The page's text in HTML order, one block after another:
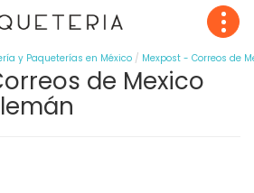
y Paqueterías en México Mexpost - Correos de
de Mexico